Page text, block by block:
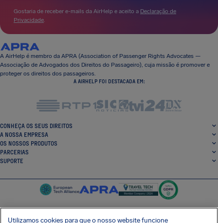
Gostaria de receber e-mails da AirHelp e aceito a Declaração de
Privacidade.
A AirHelp é membro da APRA (Association of Passenger Rights Advocates —
Associação de Advogados dos Direitos do Passageiro), cuja missão é promover e
proteger os direitos dos passageiros.
A AIRHELP FOI DESTACADA EM:
CONHEÇA OS SEUS DIREITOS
A NOSSA EMPRESA
OS NOSSOS PRODUTOS
PARCERIAS
SUPORTE
Utilizamos cookies para que o nosso website funcione